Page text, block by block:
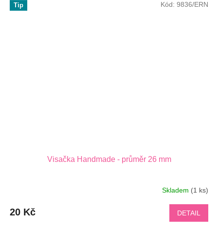
Tip
Visačka Handmade - průměr 26 mm
Skladem (1 ks)
20 Kč DETAIL
Kód: 9836/ERN